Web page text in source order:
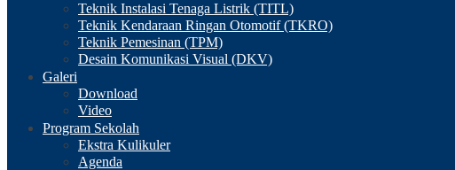
Teknik Instalasi Tenaga Listrik (TITL)
Teknik Kendaraan Ringan Otomotif (TKRO)
Teknik Pemesinan (TPM)
Desain Komunikasi Visual (DKV)
Galeri
Download
Video
Program Sekolah
Ekstra Kulikuler
Agenda